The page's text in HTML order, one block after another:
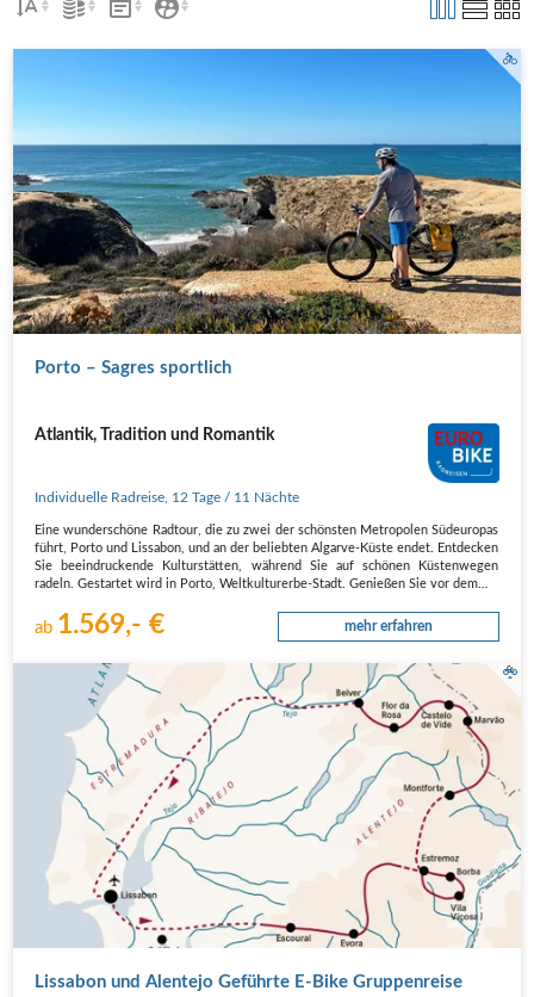
Porto – Sagres sportlich
Atlantik, Tradition und Romantik
Individuelle Radreise 12 Tage / 11 Nächte
Eine wunderschöne Radtour, die zu zwei der schönsten Metropolen Südeuropas
führt, Porto und Lissabon, und an der beliebten Algarve-Küste endet. Entdecken
Sie beeindruckende Kulturstätten, während Sie auf schönen Küstenwegen
radeln. Gestartet wird in Porto, Weltkulturerbe-Stadt. Genießen Sie vor dem…
ab 1.569,- € mehr erfahren
Lissabon und Alentejo Geführte E-Bike Gruppenreise